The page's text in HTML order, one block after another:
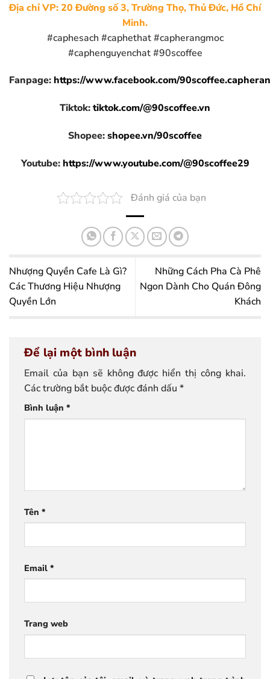
Địa chỉ VP: 20 Đường số 3, Trường Thọ, Thủ Đức, Hồ Chí
Minh.
#caphesach #caphethat #capherangmoc
#caphenguyenchat #90scoffee
Fanpage: https://www.facebook.com/
Tiktok:tiktok.com/@90scoffee.vn
Shopee:shopee.vn/90scoffee
Youtube: https://www.youtube.com/@90scoffee29
Đánh giá của bạn
Nhượng Quyền Cafe Là Gì?
Các Thương Hiệu Nhượng
Quyền Lớn
Những Cách Pha Cà Phê
Ngon Dành Cho Quán Đông
Khách
Để lại một bình luận
Email của bạn sẽ không được hiển thị công khai.
Các trường bắt buộc được đánh dấu *
Bình luận *
Tên *
Email *
Trang web